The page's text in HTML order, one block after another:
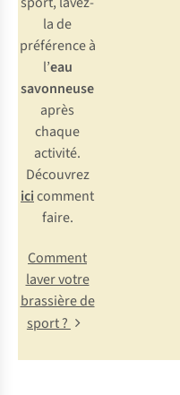
la de
préférence à
l’eau
savonneuse
après
chaque
activité.
Découvrez
icicomment
faire.
Comment
laver votre
brassière de
sport ?